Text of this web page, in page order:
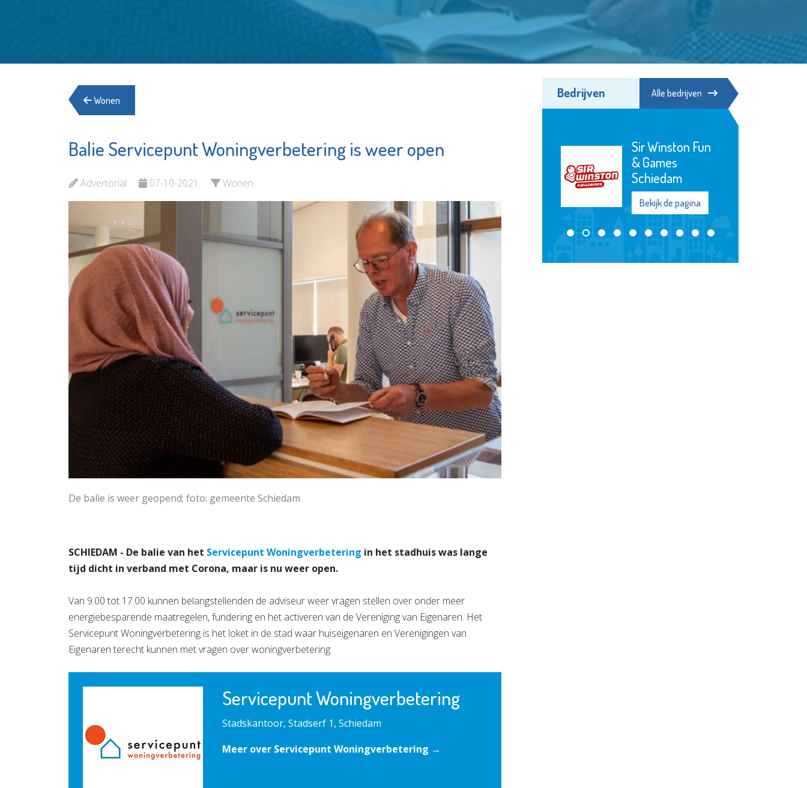
Wonen
Balie Servicepunt Woningverbetering is weer open
Advertorial 07-10-2021 Wonen
De balie is weer geopend; foto: gemeente Schiedam
SCHIEDAM - De balie van het Servicepunt Woningverbetering in het stadhuis was lange
tijd dicht in verband met Corona, maar is nu weer open.
Van 9.00 tot 17.00 kunnen belangstellenden de adviseur weer vragen stellen over onder meer
energiebesparende maatregelen, fundering en het activeren van de Vereniging van Eigenaren. Het
Servicepunt Woningverbetering is het loket in de stad waar huiseigenaren en Verenigingen van
Eigenaren terecht kunnen met vragen over woningverbetering.
Servicepunt Woningverbetering
Stadskantoor, Stadserf 1, Schiedam
Meer over Servicepunt Woningverbetering →
Bedrijven Alle bedrijven
Open Art
Exchange
Bekijk de pagina
Matrice
Uitvaartbegeleiding
Bekijk de pagina
Schuldhulpmaatje
Sir Winston Fun
& Games
Schiedam
Bekijk de pagina